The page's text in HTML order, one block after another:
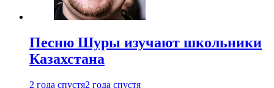
Песню Шуры изучают школьники
Казахстана
2 года спустя2 года спустя